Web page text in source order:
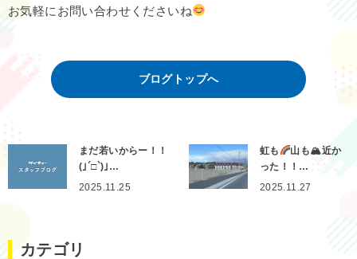
お気軽にお問い合わせくださいね
ブログトップへ
まだ若いからー！！
(｣´□`)｣…
2025.11.25
虹も
山も🏔近か
った！！…
2025.11.27
カテゴリ